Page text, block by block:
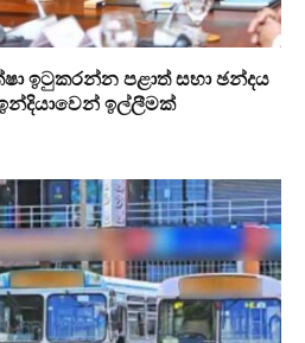
ඉටුකරන්න පළාත් සභා ඡන්දය
ඉල්ලීමක්